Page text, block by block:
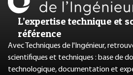
L’expertise technique et
référence
Avec Techniques de l'Ingénieur,
scientifiques et techniques : base de
technologique, documentation et